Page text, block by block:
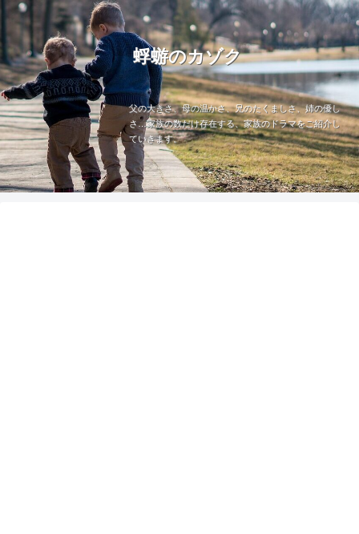
蜉蝣のカゾク
父の大きさ、母の温かさ、兄のたくましさ、姉の優し
さ…家族の数だけ存在する、家族のドラマをご紹介し
ていきます。